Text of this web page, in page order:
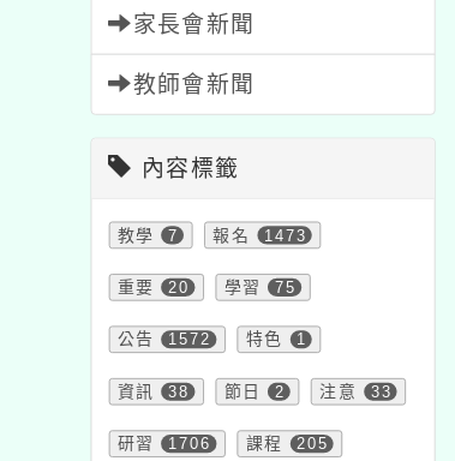
家長會新聞
教師會新聞
內容標籤
教學 7 報名 1473
重要 20 學習 75
公告 1572 特色 1
資訊 38 節日 2 注意 33
研習 1706 課程 205